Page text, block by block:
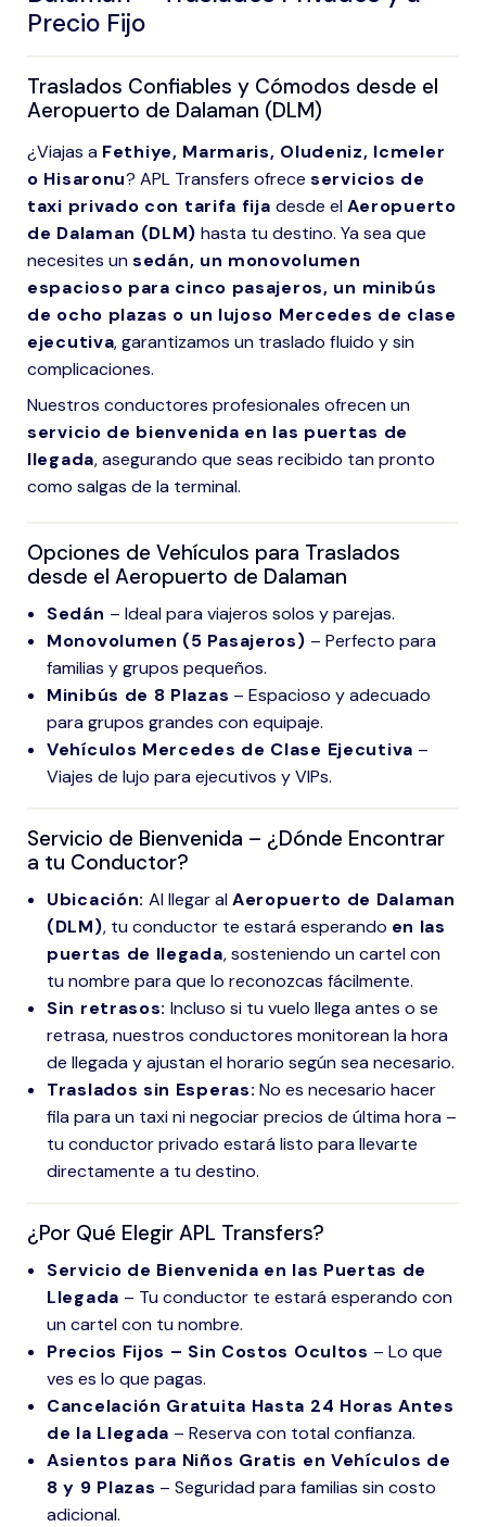
Precio Fijo
Traslados Confiables y Cómodos desde el
Aeropuerto de Dalaman (DLM)
¿Viajas a Fethiye, Marmaris, Oludeniz, Icmeler
o Hisaronu? APL Transfers ofrece servicios de
taxi privado con tarifa fija desde elAeropuerto
de Dalaman (DLM) hasta tu destino. Ya sea que
necesites unsedán, un monovolumen
espacioso para cinco pasajeros, un minibús
de ocho plazas o un lujoso Mercedes de clase
ejecutiva, garantizamos un traslado fluido y sin
complicaciones.
Nuestros conductores profesionales ofrecen un
servicio de bienvenida en las puertas de
llegada, asegurando que seas recibido tan pronto
como salgas de la terminal.
Opciones de Vehículos para Traslados
desde el Aeropuerto de Dalaman
Sedán – Ideal para viajeros solos y parejas.
Monovolumen (5 Pasajeros) – Perfecto para
familias y grupos pequeños.
Minibús de 8 Plazas – Espacioso y adecuado
para grupos grandes con equipaje.
Vehículos Mercedes de Clase Ejecutiva –
Viajes de lujo para ejecutivos y VIPs.
Servicio de Bienvenida – ¿Dónde Encontrar
a tu Conductor?
Ubicación: Al llegar alAeropuerto de Dalaman
(DLM), tu conductor te estará esperando en las
puertas de llegada, sosteniendo un cartel con
tu nombre para que lo reconozcas fácilmente.
Sin retrasos: Incluso si tu vuelo llega antes o se
retrasa, nuestros conductores monitorean la hora
de llegada y ajustan el horario según sea necesario.
Traslados sin Esperas: No es necesario hacer
fila para un taxi ni negociar precios de última hora –
tu conductor privado estará listo para llevarte
directamente a tu destino.
¿Por Qué Elegir APL Transfers?
Servicio de Bienvenida en las Puertas de
Llegada – Tu conductor te estará esperando con
un cartel con tu nombre.
Precios Fijos – Sin Costos Ocultos – Lo que
ves es lo que pagas.
Cancelación Gratuita Hasta 24 Horas Antes
de la Llegada – Reserva con total confianza.
Asientos para Niños Gratis en Vehículos de
8 y 9 Plazas – Seguridad para familias sin costo
adicional.